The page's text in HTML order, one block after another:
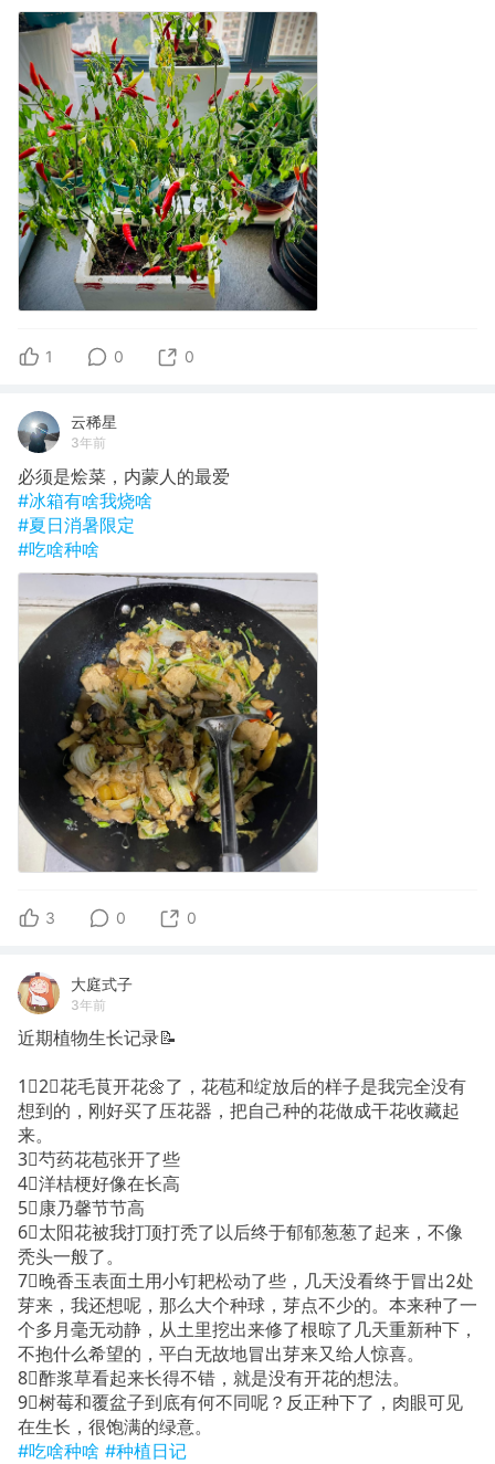
1 0 0
云稀星
3年前
必须是烩菜，内蒙人的最爱
#冰箱有啥我烧啥
#夏日消暑限定
#吃啥种啥
3 0 0
大庭式子
3年前
近期植物生长记录📝
1⃣️2⃣️花毛茛开花🌼了，花苞和绽放后的样子是我完全没有
想到的，刚好买了压花器，把自己种的花做成干花收藏起
来。
3⃣️芍药花苞张开了些
4⃣️洋桔梗好像在长高
5⃣️康乃馨节节高
6⃣️太阳花被我打顶打秃了以后终于郁郁葱葱了起来，不像
秃头一般了。
7⃣️晚香玉表面土用小钉耙松动了些，几天没看终于冒出2处
芽来，我还想呢，那么大个种球，芽点不少的。本来种了一
个多月毫无动静，从土里挖出来修了根晾了几天重新种下，
不抱什么希望的，平白无故地冒出芽来又给人惊喜。
8⃣️酢浆草看起来长得不错，就是没有开花的想法。
9⃣️树莓和覆盆子到底有何不同呢？反正种下了，肉眼可见
在生长，很饱满的绿意。
#吃啥种啥 #种植日记